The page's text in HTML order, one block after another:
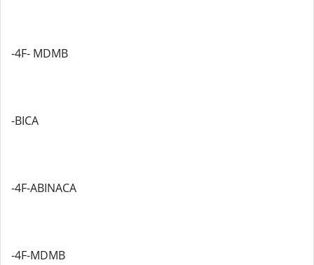
-4F- MDMB
-BICA
-4F-ABINACA
-4F-MDMB